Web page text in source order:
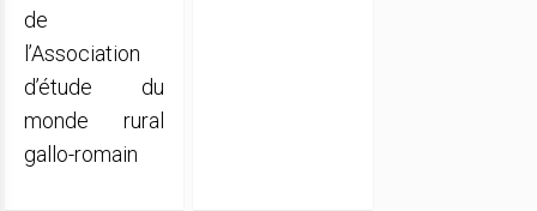
de
l’Association
d’étude du
monde rural
gallo-romain